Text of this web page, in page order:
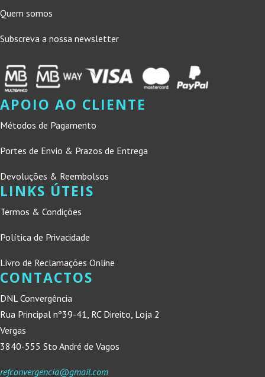
Quem somos
Subscreva a nossa newsletter
APOIO AO CLIENTE
Métodos de Pagamento
Portes de Envio & Prazos de Entrega
Devoluções & Reembolsos
LINKS ÚTEIS
Termos & Condições
Política de Privacidade
Livro de Reclamações Online
CONTACTOS
DNL Convergência
Rua Principal nº39-41, RC Direito, Loja 2
Vergas
3840-555 Sto André de Vagos
refconvergencia@gmail.com